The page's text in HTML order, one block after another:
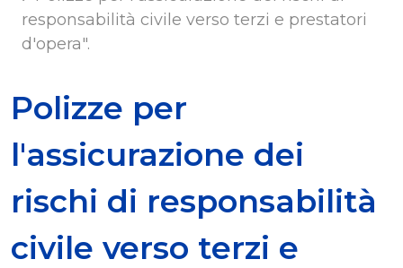
responsabilità civile verso terzi e prestatori
d'opera".
Polizze per
l'assicurazione dei
rischi di responsabilità
civile verso terzi e